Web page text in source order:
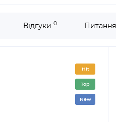
Відгуки 0 Питання
Hit
Top
New